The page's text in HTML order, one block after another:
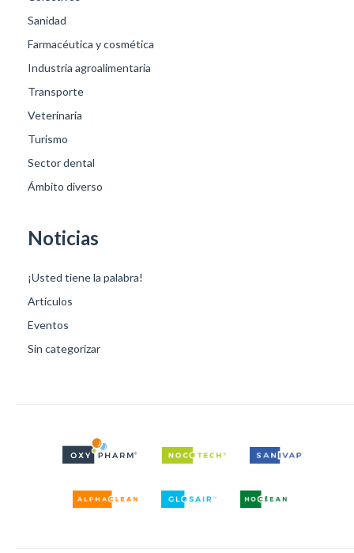
Sanidad
Farmacéutica y cosmética
Industria agroalimentaria
Transporte
Veterinaria
Turismo
Sector dental
Ámbito diverso
Noticias
¡Usted tiene la palabra!
Artículos
Eventos
Sin categorizar